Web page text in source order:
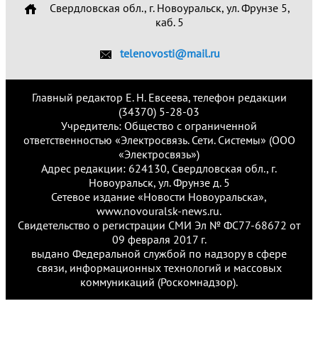
Свердловская обл., г. Новоуральск, ул. Фрунзе 5,
каб. 5
telenovosti@mail.ru
Главный редактор Е. Н. Евсеева, телефон редакции
(34370) 5-28-03
Учредитель: Общество с ограниченной
ответственностью «Электросвязь. Сети. Системы» (ООО
«Электросвязь»)
Адрес редакции: 624130, Свердловская обл., г.
Новоуральск, ул. Фрунзе д. 5
Сетевое издание «Новости Новоуральска»,
www.novouralsk-news.ru.
Свидетельство о регистрации СМИ Эл № ФС77-68672 от
09 февраля 2017 г.
выдано Федеральной службой по надзору в сфере
связи, информационных технологий и массовых
коммуникаций (Роскомнадзор).